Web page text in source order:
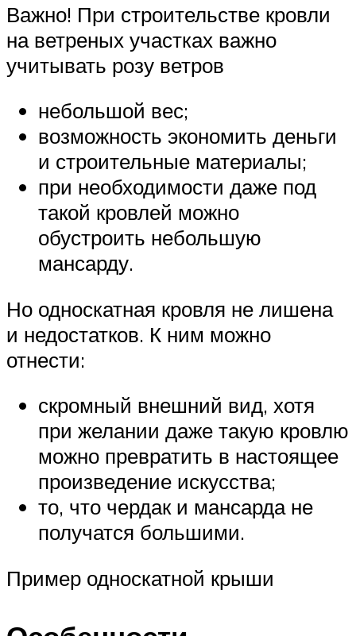
Важно! При строительстве кровли
на ветреных участках важно
учитывать розу ветров
небольшой вес;
возможность экономить деньги
и строительные материалы;
при необходимости даже под
такой кровлей можно
обустроить небольшую
мансарду.
Но односкатная кровля не лишена
и недостатков. К ним можно
отнести:
скромный внешний вид, хотя
при желании даже такую кровлю
можно превратить в настоящее
произведение искусства;
то, что чердак и мансарда не
получатся большими.
Пример односкатной крыши